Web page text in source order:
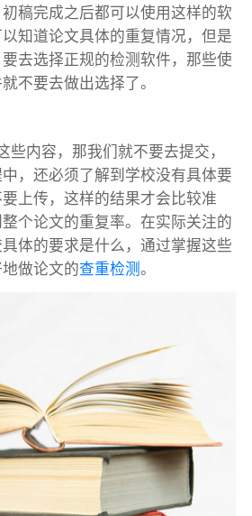
稿完成之后都可以使用这样的软
知道论文具体的重复情况，但是
去选择正规的检测软件，那些使
不要去做出选择了。
些内容，那我们就不要去提交，
，还必须了解到学校没有具体要
上传，这样的结果才会比较准
个论文的重复率。在实际关注的
体的要求是什么，通过掌握这些
做论文的查重检测。